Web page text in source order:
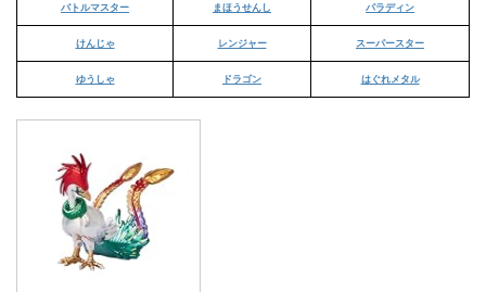
バトルマスター まほうせんし パラディン
けんじゃ レンジャー スーパースター
ゆうしゃ ドラゴン はぐれメタル